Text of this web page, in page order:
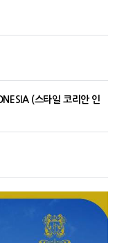
(스타일 코리안 인